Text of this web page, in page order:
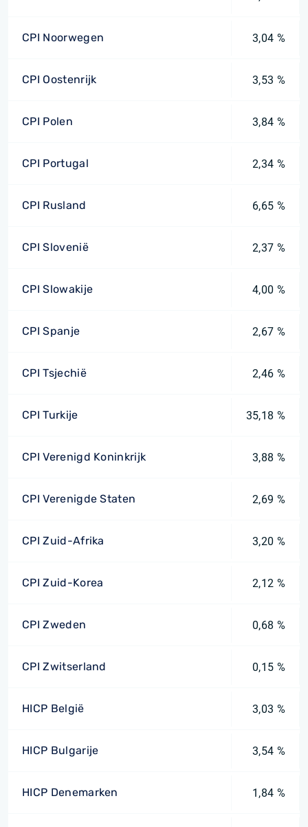
CPI Noorwegen 3,04 %
CPI Oostenrijk 3,53 %
CPI Polen 3,84 %
CPI Portugal 2,34 %
CPI Rusland 6,65 %
CPI Slovenië 2,37 %
CPI Slowakije 4,00 %
CPI Spanje 2,67 %
CPI Tsjechië 2,46 %
CPI Turkije 35,18 %
CPI Verenigd Koninkrijk 3,88 %
CPI Verenigde Staten 2,69 %
CPI Zuid-Afrika 3,20 %
CPI Zuid-Korea 2,12 %
CPI Zweden 0,68 %
CPI Zwitserland 0,15 %
HICP België 3,03 %
HICP Bulgarije 3,54 %
HICP Denemarken 1,84 %